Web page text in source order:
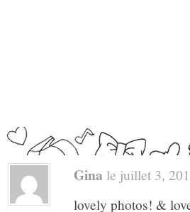
Gina le juillet 3,
lovely photos! &